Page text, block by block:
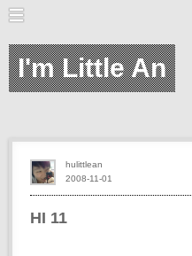
I'm Little An
HI 11
2008-11-01
hulittlean